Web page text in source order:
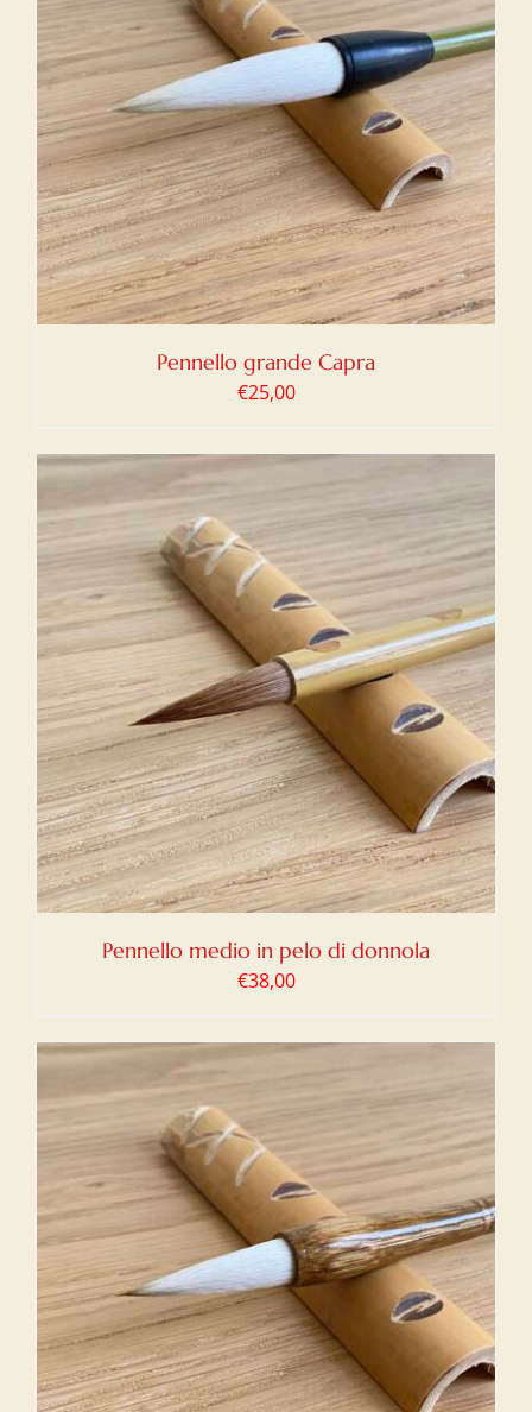
Pennello grande Capra
€25,00
Pennello medio in pelo di donnola
€38,00